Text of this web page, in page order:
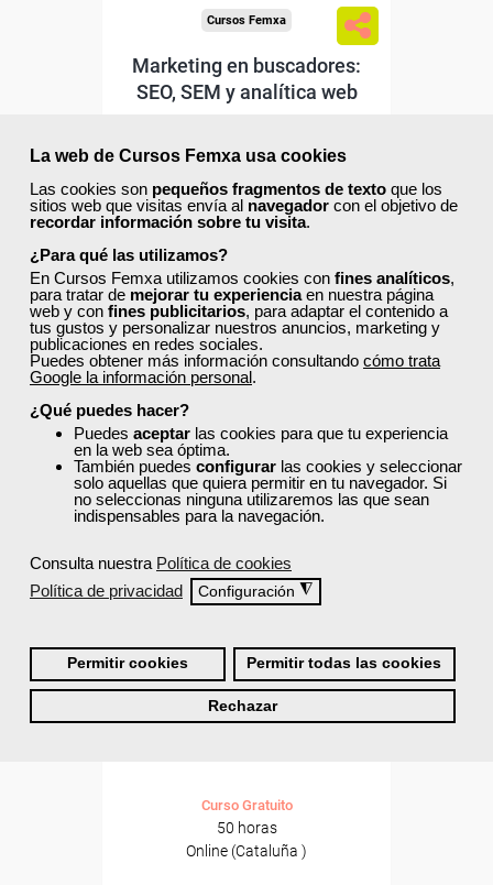
La web de Cursos Femxa usa cookies
Las cookies son pequeños fragmentos de texto que los
sitios web que visitas envía al navegador con el objetivo de
recordar información sobre tu visita.
¿Para qué las utilizamos?
En Cursos Femxa utilizamos cookies con fines analíticos,
para tratar de mejorar tu experienciaen nuestra página
web y con fines publicitarios, para adaptar el contenido a
tus gustos y personalizar nuestros anuncios, marketing y
publicaciones en redes sociales.
Puedes obtener más información consultando cómo trata
Google la información personal.
¿Qué puedes hacer?
Puedes aceptar las cookies para que tu experiencia
en la web sea óptima.
También puedes configurar las cookies y seleccionar
solo aquellas que quiera permitir en tu navegador. Si
no seleccionas ninguna utilizaremos las que sean
indispensables para la navegación.
Consulta nuestra Política de cookies
Política de privacidad
Configuración ◮
Permitir cookies Permitir todas las cookies
Rechazar
Cursos Femxa
Marketing en buscadores:
SEO, SEM y analítica web
Curso Gratuito
Online (Cataluña )
Matrícula cerrada
0 283
ONLINE
Cursos Femxa
Agente de igualdad
Curso Gratuito
50 horas
Online (Cataluña )